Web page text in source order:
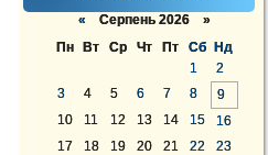
« Серпень 2026 »
Пн
Вт Ср Чт Пт Сб
Нд
1
2
3
4 5 6 7 8
9
10
11 12 13 14 15
16
17
18 19 20 21 22
23